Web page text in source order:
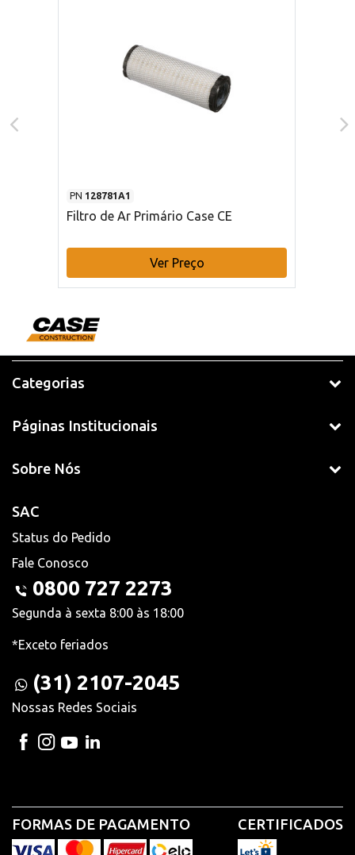
PN 128781A1
Filtro de Ar Primário Case CE
Ver Preço
Categorias
Páginas Institucionais
Sobre Nós
SAC
Status do Pedido
Fale Conosco
0800 727 2273
Segunda à sexta 8:00 às 18:00
*Exceto feriados
(31) 2107-2045
Nossas Redes Sociais
FORMAS DE PAGAMENTO CERTIFICADOS